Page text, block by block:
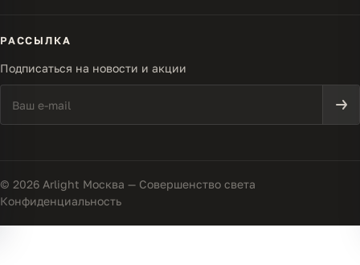
РАССЫЛКА
Подписаться на новости и акции
© 2026 Arlight Москва — Совершенство света
Конфиденциальность